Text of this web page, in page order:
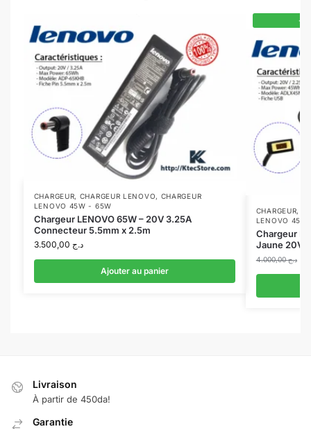
CHARGEUR, CHARGEUR LENOVO, CHARGEUR
LENOVO 45W - 65W
Chargeur LENOVO 65W – 20V 3.25A
Connecteur 5.5mm x 2.5m
د.ج
Ajouter au panier
-
CHARGEUR,
LENOVO
Chargeur
Jaune 20V
د.ج4.000,00
Livraison
À partir de 450da!
Garantie